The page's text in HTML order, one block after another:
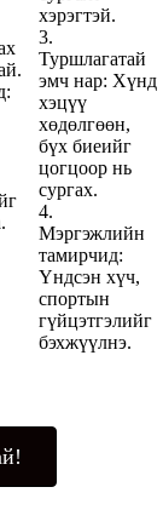
хэрэгтэй.
3.
Туршлагатай
эмч нар: Хүнд
хэцүү
хөдөлгөөн,
бүх биеийг
цогцоор нь
сургах.
4.
Мэргэжлийн
тамирчид:
Үндсэн хүч,
спортын
гүйцэтгэлийг
бэхжүүлнэ.